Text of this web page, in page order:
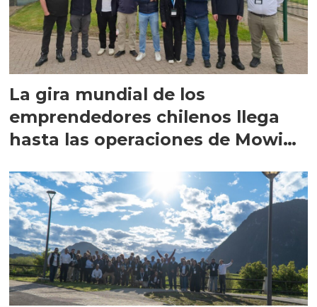
La gira mundial de los
emprendedores chilenos llega
hasta las operaciones de Mowi